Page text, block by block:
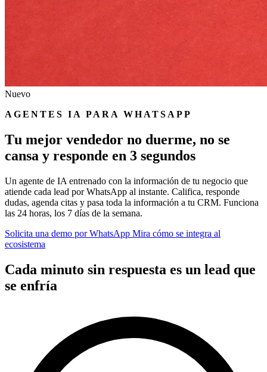
Nuevo
AGENTES IA PARA WHATSAPP
Tu mejor vendedor no duerme, no se
cansa y responde en 3 segundos
Un agente de IA entrenado con la información de tu negocio que
atiende cada lead por WhatsApp al instante. Califica, responde
dudas, agenda citas y pasa toda la información a tu CRM. Funciona
las 24 horas, los 7 días de la semana.
Solicita una demo por WhatsApp Mira cómo se integra al
ecosistema
Cada minuto sin respuesta es un lead que
se enfría